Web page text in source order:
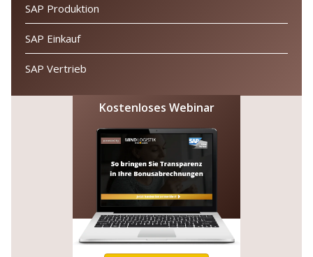
SAP Produktion
SAP Einkauf
SAP Vertrieb
Kostenloses Webinar